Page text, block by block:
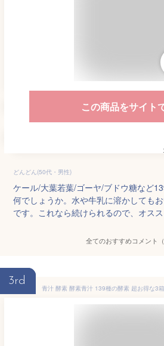
この商品をサイト
どんどん(50代・男性)
ケール/大葉若葉/ゴーヤ/ブドウ糖など
何でしょうか。水や牛乳に溶かしても
です。これなら続けられるので、オスス
全てのおすすめコメント（
3rd